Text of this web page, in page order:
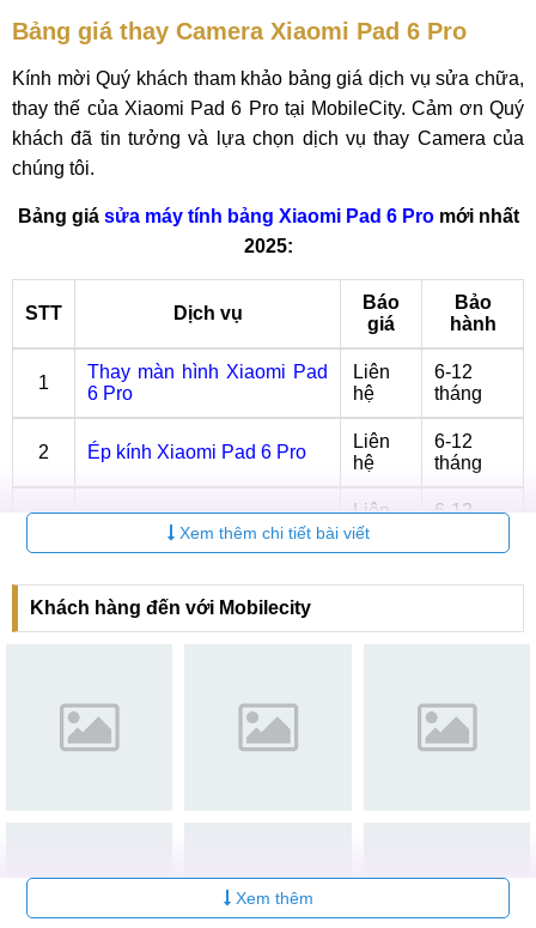
Bảng giá thay Camera Xiaomi Pad 6 Pro
Kính mời Quý khách tham khảo bảng giá dịch vụ sửa chữa,
thay thế của Xiaomi Pad 6 Pro tại MobileCity. Cảm ơn Quý
khách đã tin tưởng và lựa chọn dịch vụ thay Camera của
chúng tôi.
Bảng giá sửa máy tính bảng Xiaomi Pad 6 Promới nhất
2025:
STT Dịch vụ
Báo
giá
Bảo
hành
1
Thay màn hình Xiaomi Pad
6 Pro
Liên
hệ
6-12
tháng
2 Ép kính Xiaomi Pad 6 Pro
Liên
hệ
6-12
tháng
Thay Pin Xiaomi Pad 6 Pro
Liên
hệ
6-12
4 Thay vỏ Xiaomi Pad 6 Pro
Liên
6-12
Thay Camera Xiaomi Pad 6
Pro
6-12
tháng
phải đi thay Camera mới. Như vậy không chỉ gây ra hiện
Xem thêm chi tiết bài viết
Khách hàng đến với Mobilecity
Xem thêm